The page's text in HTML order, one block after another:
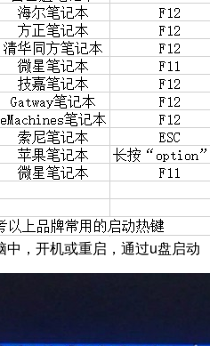
，开机或重启，通过u盘启动